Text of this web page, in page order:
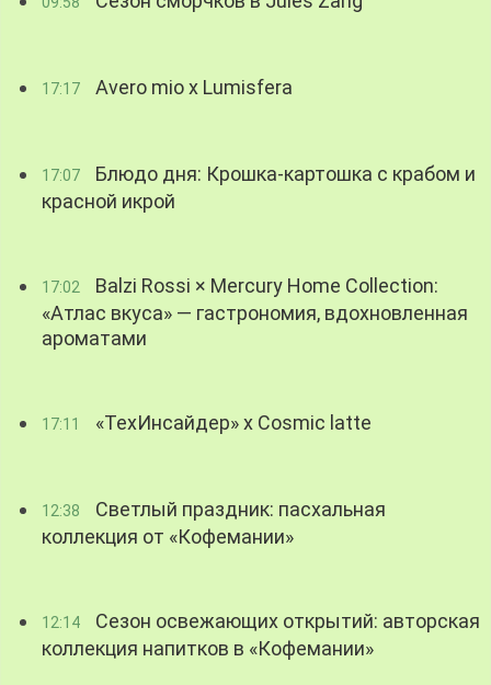
17:17 Avero mio x Lumisfera
17:07
Блюдо дня: Крошка-картошка с крабом и
красной икрой
17:02
Balzi Rossi × Mercury Home Collection:
«Атлас вкуса» — гастрономия, вдохновленная
ароматами
17:11 «ТехИнсайдер» х Cosmic latte
12:38
Светлый праздник: пасхальная
коллекция от «Кофемании»
12:14
Сезон освежающих открытий: авторская
коллекция напитков в «Кофемании»